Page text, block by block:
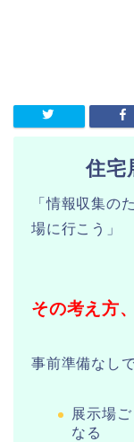
住宅
「情報収集の
場に行こう」
その考え方
事前準備なし
展示場
なる